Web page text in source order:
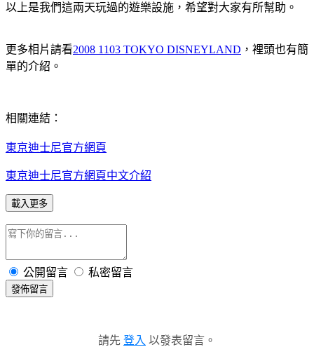
以上是我們這兩天玩過的遊樂設施，希望對大家有所幫助。
更多相片請看2008 1103 TOKYO DISNEYLAND ，裡頭也有簡
單的介紹。
相關連結：
東京迪士尼官方網頁
東京迪士尼官方網頁中文介紹
載入更多
公開留言 私密留言
發佈留言
請先 登入 以發表留言。